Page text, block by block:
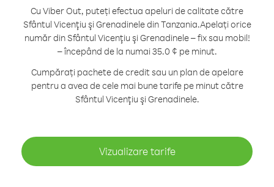
Cu Viber Out, puteți efectua apeluri de calitate către
Sfântul Vicenţiu şi Grenadinele din Tanzania.Apelați orice
număr din Sfântul Vicenţiu şi Grenadinele – fix sau mobil!
– începând de la numai 35.0 ¢ pe minut.
Cumpărați pachete de credit sau un plan de apelare
pentru a avea de cele mai bune tarife pe minut către
Sfântul Vicenţiu şi Grenadinele.
Vizualizare tarife